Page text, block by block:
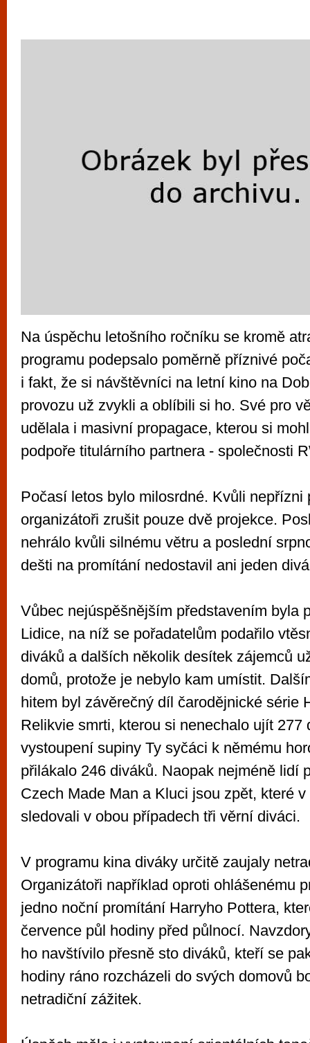
Na úspěchu letošního ročníku se kromě
programu podepsalo poměrně příznivé
i fakt, že si návštěvníci na letní kino na
provozu už zvykli a oblíbili si ho. Své pro
udělala i masivní propagace, kterou si
podpoře titulárního partnera - společnosti
Počasí letos bylo milosrdné. Kvůli nepřízni
organizátoři zrušit pouze dvě projekce.
nehrálo kvůli silnému větru a poslední
dešti na promítání nedostavil ani jeden
Vůbec nejúspěšnějším představením byla
Lidice, na níž se pořadatelům podařilo
diváků a dalších několik desítek zájemců
domů, protože je nebylo kam umístit.
hitem byl závěrečný díl čarodějnické série
Relikvie smrti, kterou si nenechalo ujít 277
vystoupení supiny Ty syčáci k němému
přilákalo 246 diváků. Naopak nejméně lidí
Czech Made Man a Kluci jsou zpět, které
sledovali v obou případech tři věrní diváci.
V programu kina diváky určitě zaujaly
Organizátoři například oproti ohlášenému
jedno noční promítání Harryho Pottera,
července půl hodiny před půlnocí.
ho navštívilo přesně sto diváků, kteří se
hodiny ráno rozcházeli do svých domovů
netradiční zážitek.